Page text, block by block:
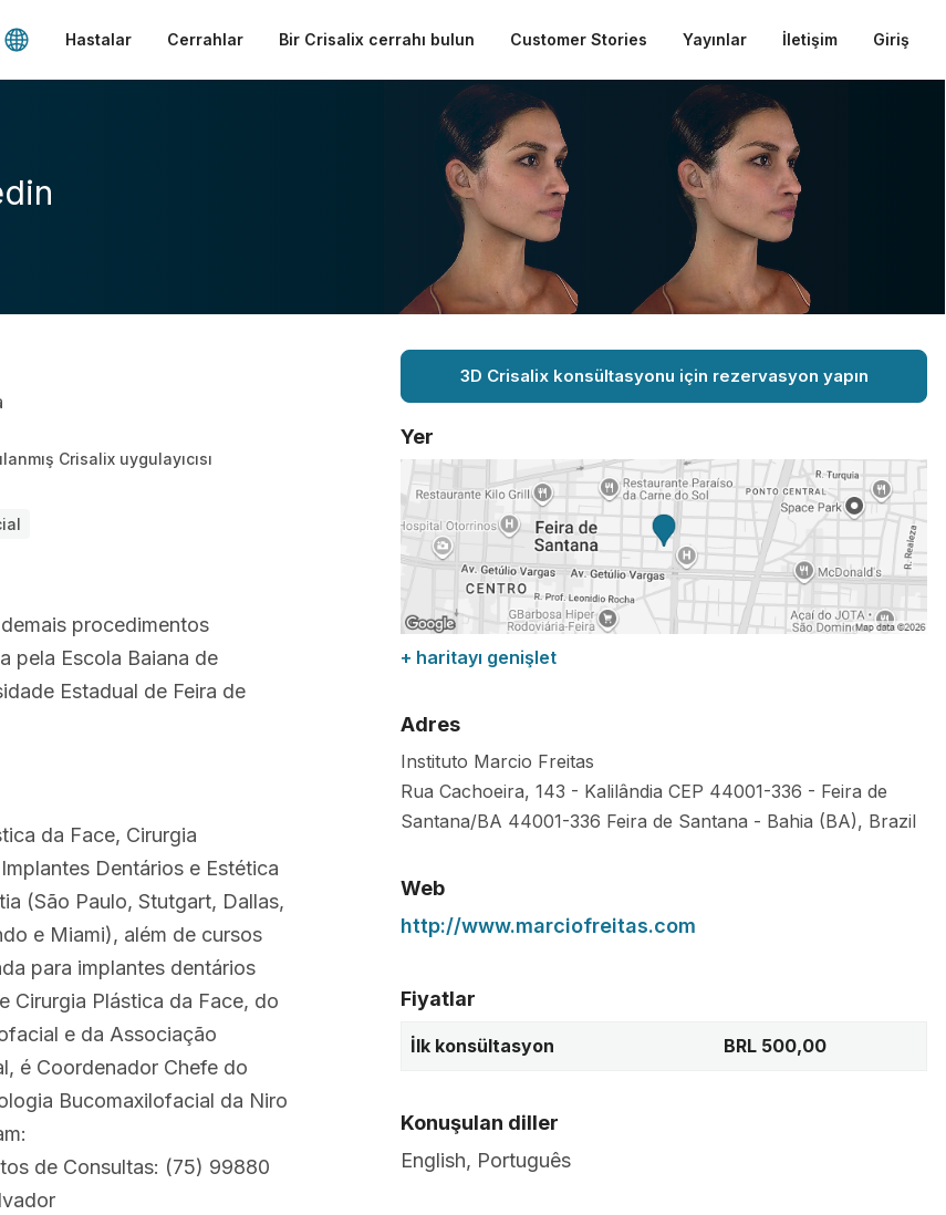
Hastalar Cerrahlar Bir Crisalix cerrahı bulun Customer Stories Yayınlar İletişim Giriş
Crisalix uygulayıcısı
procedimentos
pela Escola Baiana de
Estadual de Feira de
da Face, Cirurgia
Dentários e Estética
(São Paulo, Stutgart, Dallas,
e Miami), além de cursos
para implantes dentários
Cirurgia Plástica da Face, do
e da Associação
é Coordenador Chefe do
Bucomaxilofacial da Niro
de Consultas: (75) 99880
3D Crisalix konsültasyonu için rezervasyon yapın
Yer
+ haritayı genişlet
Adres
Instituto Marcio Freitas
Rua Cachoeira, 143 - Kalilândia CEP 44001-336 - Feira de
Santana/BA 44001-336 Feira de Santana - Bahia (BA), Brazil
Web
http://www.marciofreitas.com
Fiyatlar
İlk konsültasyon BRL 500,00
Konuşulan diller
English, Português